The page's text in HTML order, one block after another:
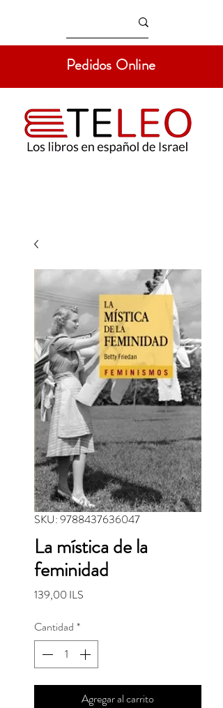
Pedidos Online
SKU: 9788437636047
La mística de la
feminidad
139,00 ILS
Cantidad *
Agregar al carrito